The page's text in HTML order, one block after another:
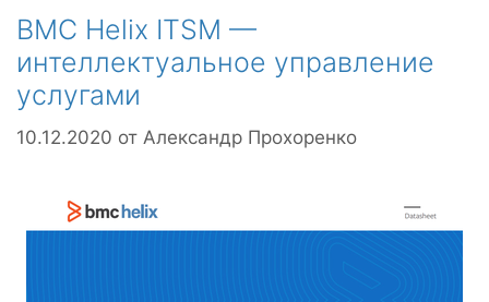
BMC Helix ITSM —
интеллектуальное управление
услугами
10.12.2020 от Александр Прохоренко